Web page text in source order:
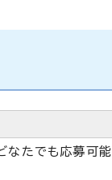
なたでも応募可能